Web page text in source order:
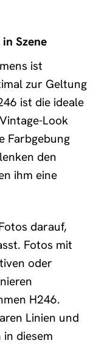
Szene
ist
zur Geltung
ist die ideale
Look
Farbgebung
den
ihm eine
darauf,
Fotos mit
oder
H246.
Linien und
diesem